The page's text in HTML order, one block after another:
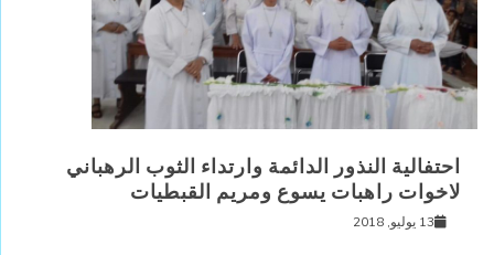
احتفالية النذور الدائمة وارتداء الثوب الرهباني
لاخوات راهبات يسوع ومريم القبطيات
13 يوليو, 2018